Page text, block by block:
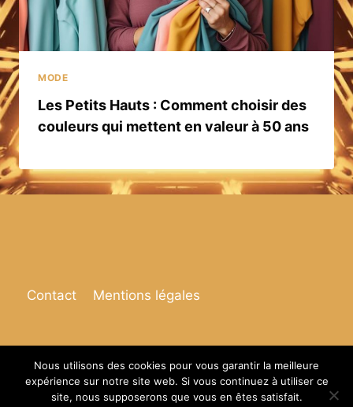
MODE
Les Petits Hauts : Comment choisir des
couleurs qui mettent en valeur à 50 ans
Contact Mentions légales
© 2026 Espace de vie
Nous utilisons des cookies pour vous garantir la meilleure
expérience sur notre site web. Si vous continuez à utiliser ce
site, nous supposerons que vous en êtes satisfait.